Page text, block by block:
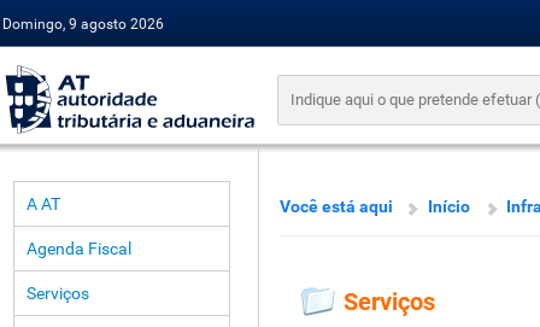
Domingo, 9 agosto 2026
A AT
Agenda Fiscal
Serviços
Você está aqui Início
Serviços